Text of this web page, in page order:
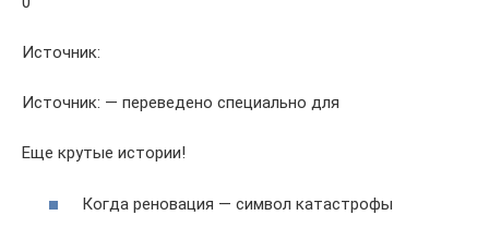
Источник:
Источник: — переведено специально для
Еще крутые истории!
Когда реновация — символ катастрофы